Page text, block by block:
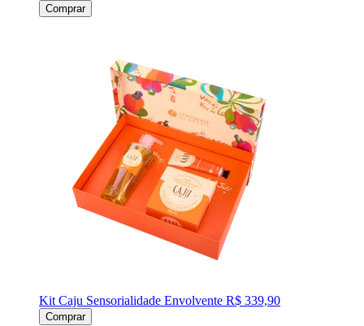
Comprar
Kit Caju Sensorialidade Envolvente R$ 339,90
Comprar